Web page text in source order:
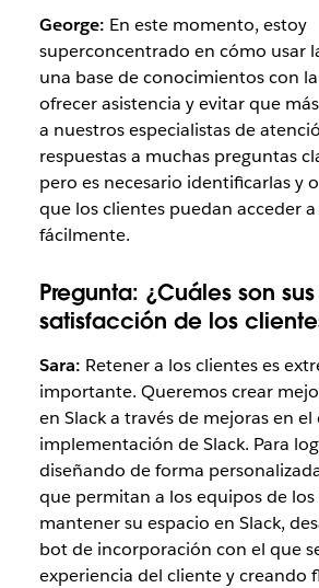
George: En este momento, estoy
superconcentrado en cómo usar
una base de conocimientos con
ofrecer asistencia y evitar que
a nuestros especialistas de
respuestas a muchas preguntas
pero es necesario identificarlas y
que los clientes puedan acceder
fácilmente.
Pregunta: ¿Cuáles son
satisfacción de los
Sara: Retener a los clientes es
importante. Queremos crear
en Slack a través de mejoras en el
implementación de Slack. Para
diseñando de forma
que permitan a los equipos de los
mantener su espacio en Slack,
bot de incorporación con el que
experiencia del cliente y creando